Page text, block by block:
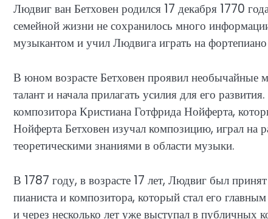
Людвиг ван Бетховен родился 17 декабря 1770
семейной жизни не сохранилось много
музыкантом и учил Людвига играть на
В юном возрасте Бетховен проявил необычайные
талант и начала прилагать усилия для его
композитора Кристиана Готфрида Нойферта,
Нойферта Бетховен изучал композицию, играл на
теоретическими знаниями в области музыки.
В 1787 году, в возрасте 17 лет, Людвиг был
пианиста и композитора, который стал его
и через несколько лет уже выступал в публичных